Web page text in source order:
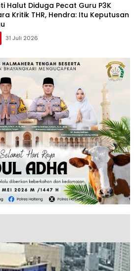
Halut Diduga Pecat Guru P3K
Kritik THR, Hendra: Itu Keputusan
31 Juli 2026